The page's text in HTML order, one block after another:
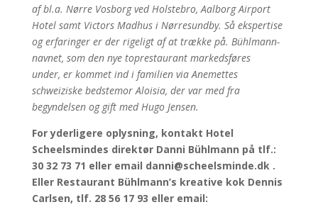
af bl.a. Nørre Vosborg ved Holstebro, Aalborg Airport
Hotel samt Victors Madhus i Nørresundby. Så ekspertise
og erfaringer er der rigeligt af at trække på. Bühlmann-
navnet, som den nye toprestaurant markedsføres
under, er kommet ind i familien via Anemettes
schweiziske bedstemor Aloisia, der var med fra
begyndelsen og gift med Hugo Jensen.
For yderligere oplysning, kontakt Hotel
Scheelsmindes direktør Danni Bühlmann på tlf.:
30 32 73 71 eller email danni@scheelsminde.dk .
Eller Restaurant Bühlmann’s kreative kok Dennis
Carlsen, tlf. 28 56 17 93 eller email: